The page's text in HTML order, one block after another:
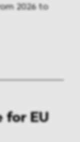
2026 to
for EU